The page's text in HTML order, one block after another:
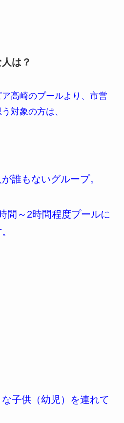
は？
高崎のプールより、市営
対象の方は、
誰もないグループ。
間～2時間程度プールに
子供（幼児）を連れて